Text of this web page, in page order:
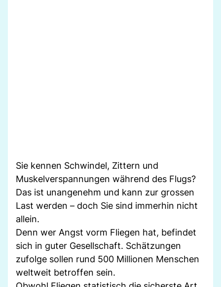
Sie kennen Schwindel, Zittern und
Muskelverspannungen während des Flugs?
Das ist unangenehm und kann zur grossen
Last werden – doch Sie sind immerhin nicht
allein.
Denn wer Angst vorm Fliegen hat, befindet
sich in guter Gesellschaft. Schätzungen
zufolge sollen rund 500 Millionen Menschen
weltweit betroffen sein.